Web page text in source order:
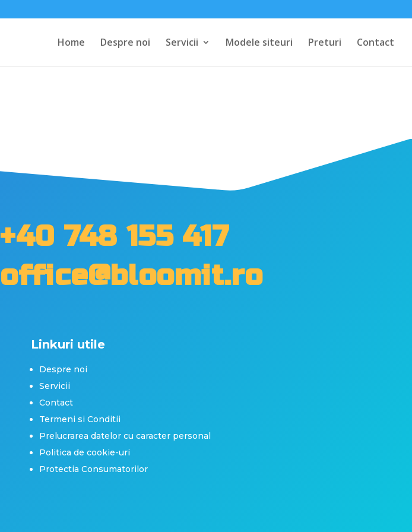
Home Despre noi Servicii Modele siteuri Preturi Contact
+40 748 155 417
office@bloomit.ro
Linkuri utile
Despre noi
Servicii
Contact
Termeni si Conditii
Prelucrarea datelor cu caracter personal
Politica de cookie-uri
Protectia Consumatorilor